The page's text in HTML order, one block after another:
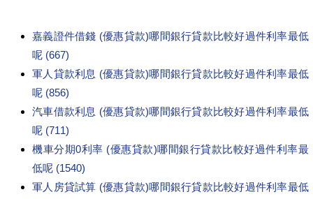
嘉義證件借錢 (優惠貸款)哪間銀行貸款比較好過件利率最低
呢 (667)
軍人貸款利息 (優惠貸款)哪間銀行貸款比較好過件利率最低
呢 (856)
汽車借款利息 (優惠貸款)哪間銀行貸款比較好過件利率最低
呢 (711)
機車分期0利率 (優惠貸款)哪間銀行貸款比較好過件利率最
低呢 (1540)
軍人房貸試算 (優惠貸款)哪間銀行貸款比較好過件利率最低